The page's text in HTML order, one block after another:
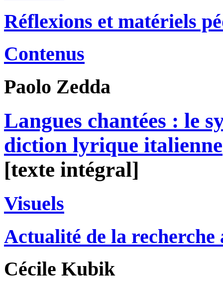
Réflexions et matériels
Contenus
Paolo Zedda
Langues chantées : le
diction lyrique italienne
[texte intégral]
Visuels
Actualité de la recherche
Cécile Kubik